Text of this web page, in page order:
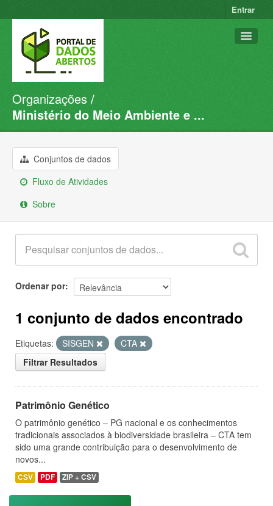
Entrar
Conjuntos de dados
Organizações
Sobre
Organizações
Ministério do Meio Ambiente e ...
Conjuntos de dados
Fluxo de Atividades
Sobre
Ordenar por
1 conjunto de dados encontrado
Etiquetas: SISGEN
CTA
Filtrar Resultados
Patrimônio Genético
O patrimônio genético – PG nacional e os conhecimentos
tradicionais associados à biodiversidade brasileira – CTA tem
sido uma grande contribuição para o desenvolvimento de
novos...
CSV PDF ZIP + CSV